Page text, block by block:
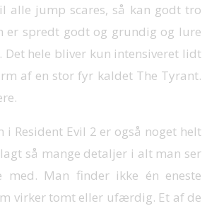
alle jump scares, så kan godt tro
er spredt godt og grundig og lure
Det hele bliver kun intensiveret lidt
af en stor fyr kaldet The Tyrant.
i Resident Evil 2 er også noget helt
så mange detaljer i alt man ser
med. Man finder ikke én eneste
virker tomt eller ufærdig. Et af de